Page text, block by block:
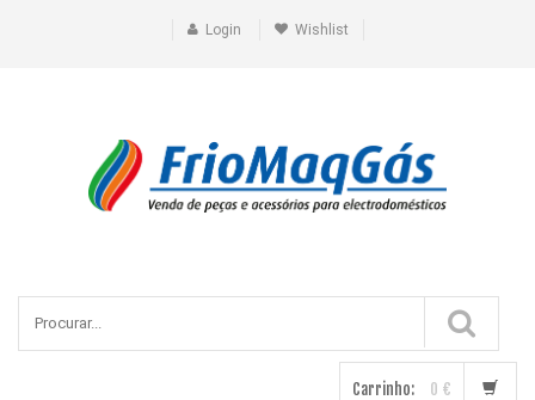
Login Wishlist
Carrinho: 0 €